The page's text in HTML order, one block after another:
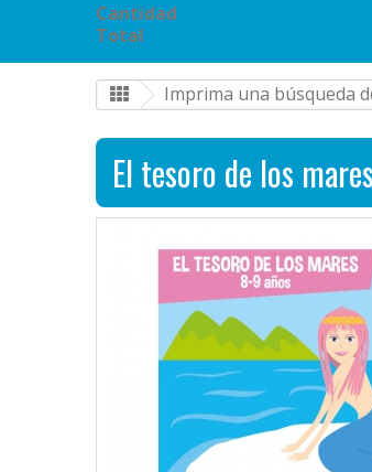
Cantidad
Total
Imprima una búsqueda
El tesoro de los